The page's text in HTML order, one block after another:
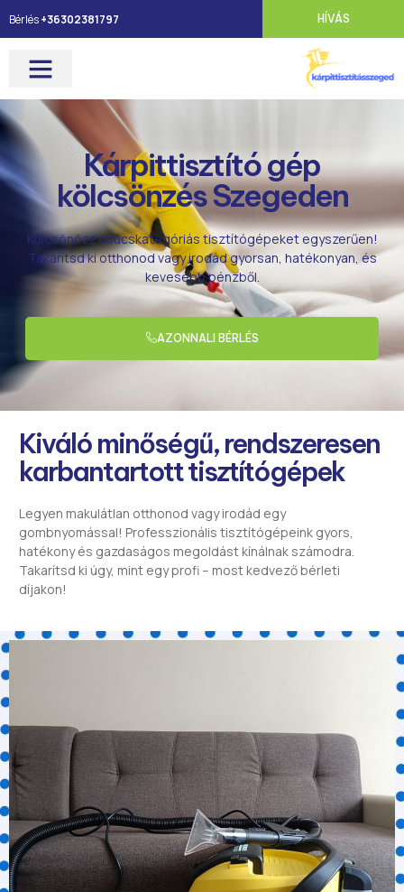
Bérlés+36302381797 HÍVÁS
Kárpittisztító gép
kölcsönzés Szegeden
Kölcsönözz csúcskategóriás tisztítógépeket egyszerűen!
Takarítsd ki otthonod vagy irodád gyorsan, hatékonyan, és
kevesebb pénzből.
AZONNALI BÉRLÉS
Kiváló minőségű, rendszeresen
karbantartott tisztítógépek
Legyen makulátlan otthonod vagy irodád egy
gombnyomással! Professzionális tisztítógépeink gyors,
hatékony és gazdaságos megoldást kínálnak számodra.
Takarítsd ki úgy, mint egy profi – most kedvező bérleti
díjakon!